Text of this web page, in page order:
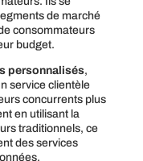
de marché
consommateurs
budget.
personnalisés,
service clientèle
concurrents plus
en utilisant la
traditionnels, ce
des services